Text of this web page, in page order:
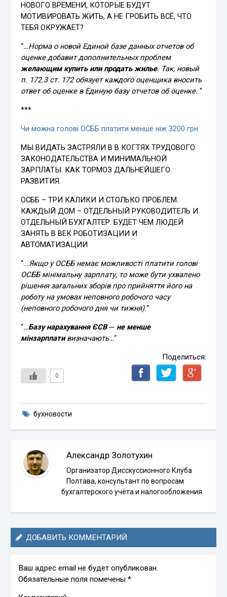
НОВОГО ВРЕМЕНИ, КОТОРЫЕ БУДУТ
МОТИВИРОВАТЬ ЖИТЬ, А НЕ ГРОБИТЬ ВСЁ, ЧТО
ТЕБЯ ОКРУЖАЕТ?
“…Норма о новой Единой базе данных отчетов об
оценке добавит дополнительных проблем
желающим купить или продать жилье. Так, новый
п. 172.3 ст. 172 обязует каждого оценщика вносить
ответ об оценке в Единую базу отчетов об оценке. “
***
Чи можна голові ОСББ платити менше ніж 3200 грн
МЫ ВИДАТЬ ЗАСТРЯЛИ В В КОГТЯХ ТРУДОВОГО
ЗАКОНОДАТЕЛЬСТВА И МИНИМАЛЬНОЙ
ЗАРПЛАТЫ. КАК ТОРМОЗ ДАЛЬНЕЙШЕГО
РАЗВИТИЯ.
ОСББ – ТРИ КАЛИКИ И СТОЛЬКО ПРОБЛЕМ.
КАЖДЫЙ ДОМ – ОТДЕЛЬНЫЙ РУКОВОДИТЕЛЬ И
ОТДЕЛЬНЫЙ БУХГАЛТЕР. БУДЕТ ЧЕМ ЛЮДЕЙ
ЗАНЯТЬ В ВЕК РОБОТИЗАЦИИ И
АВТОМАТИЗАЦИИ
“...Якщо у ОСББ немає можливості платити голові
ОСББ мінімальну зарплату, то може бути ухвалено
рішення загальних зборів про прийняття його на
роботу на умовах неповного робочого часу
(неповного робочого дня чи тижня).“
“…Базу нарахування ЄСВ─ не менше
мінзарплативизначають…“
Поделиться:
0
бухновости
Александр Золотухин
Организатор Дисскуссионного Клуба
Полтава, консультант по вопросам
бухгалтерского учёта и налогообложения
ДОБАВИТЬ КОММЕНТАРИЙ
Ваш адрес email не будет опубликован.
Обязательные поля помечены*